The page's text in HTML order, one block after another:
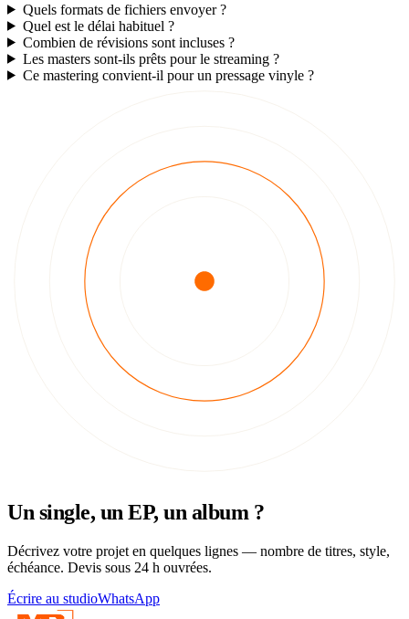
Quels formats de fichiers envoyer ?
Quel est le délai habituel ?
Combien de révisions sont incluses ?
Les masters sont-ils prêts pour le streaming ?
Ce mastering convient-il pour un pressage vinyle ?
Un single, un EP, un album ?
Décrivez votre projet en quelques lignes — nombre de titres, style,
échéance. Devis sous 24 h ouvrées.
Écrire au studioWhatsApp